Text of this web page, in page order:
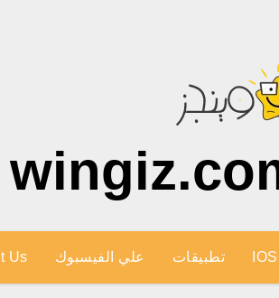
تطبيقات علي الفيسبوك Us